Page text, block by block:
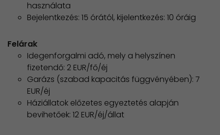
használata
Bejelentkezés: 15 órától, kijelentkezés: 10 óráig
Felárak
Idegenforgalmi adó, mely a helyszínen
fizetendő: 2 EUR/fő/éj
Garázs (szabad kapacitás függvényében): 7
EUR/éj
Háziállatok előzetes egyeztetés alapján
bevihetőek: 12 EUR/éj/állat